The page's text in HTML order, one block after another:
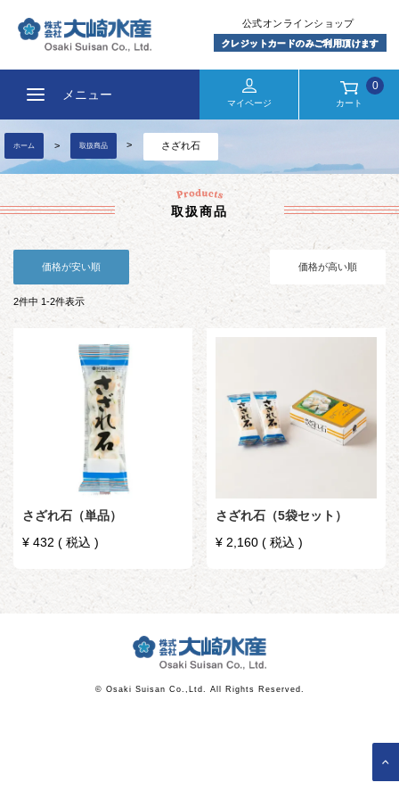
メニュー
マイページ カート
0
ホーム 取扱商品 さざれ石
取扱商品
価格が安い順 価格が高い順
2件中 1 -2件表示
さざれ石（単品）
¥ 432 税込
さざれ石（5袋セット）
¥ 2,160 税込
© Osaki Suisan Co.,Ltd. All Rights Reserved.